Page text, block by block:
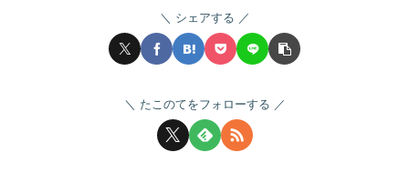
シェアする
たこのてをフォローする